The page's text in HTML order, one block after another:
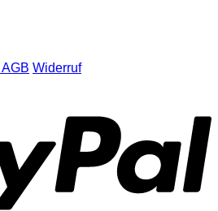
AGB Widerruf